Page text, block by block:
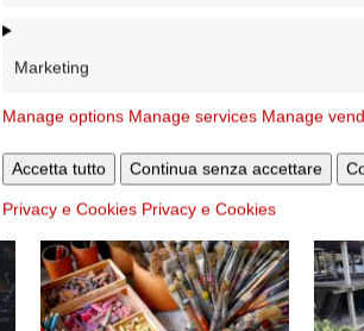
Marketing
Manage options Manage services Manage
Accetta tutto Continua senza accettare
Privacy e Cookies Privacy e Cookies
per i
DELLO STESSO AUTORE